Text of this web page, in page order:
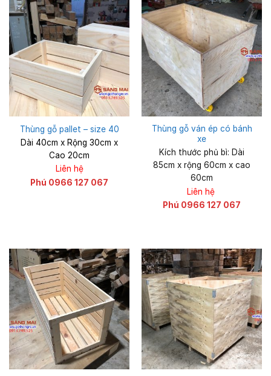
Thùng gỗ pallet – size 40
Dài 40cm x Rộng 30cm x
Cao 20cm
Liên hệ
Phú 0966 127 067
Thùng gỗ ván ép có bánh
xe
Kích thước phủ bì: Dài
85cm x rộng 60cm x cao
60cm
Liên hệ
Phú 0966 127 067